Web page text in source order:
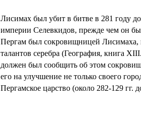
Лисимах был убит в битве в 281 году
империи Селевкидов, прежде чем он
Пергам был сокровищницей Лисимаха,
талантов серебра (География, книга
должен был сообщить об этом
его на улучшение не только своего
Пергамское царство (около 282-129 гг.